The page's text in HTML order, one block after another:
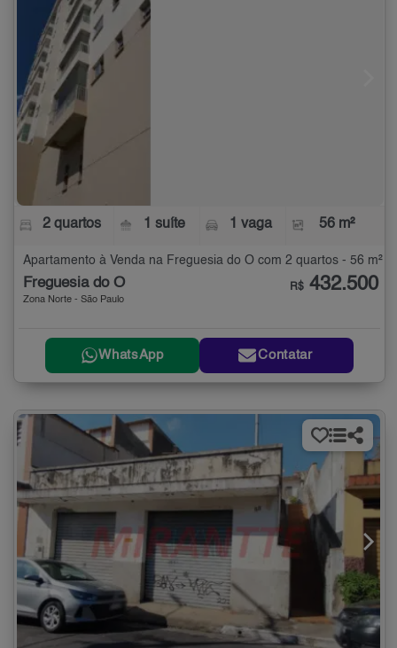
2 quartos 1 suíte 1 vaga 56 m²
Apartamento à Venda na Freguesia do Ó com 2 quartos - 56 m²
Freguesia do Ó
Zona Norte - São Paulo
R$ 432.500
WhatsApp Contatar